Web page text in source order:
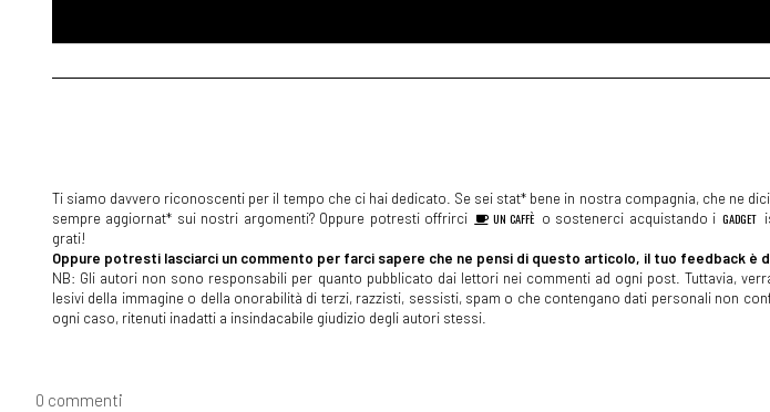
Ti siamo davvero riconoscenti per il tempo che ci hai dedicato. Se sei stat* bene in nostra compagnia, che ne
sempre aggiornat* sui nostri argomenti? Oppure potresti offrirci
UN CAFFÈ o sostenerci acquistando i GADGET
grati!
Oppure potresti lasciarci un commento per farci sapere che ne pensi di questo articolo, il tuo feedback è
NB: Gli autori non sono responsabili per quanto pubblicato dai lettori nei commenti ad ogni post. Tuttavia,
lesivi della immagine o della onorabilità di terzi, razzisti, sessisti, spam o che contengano dati personali non
ogni caso, ritenuti inadatti a insindacabile giudizio degli autori stessi.
0 commenti